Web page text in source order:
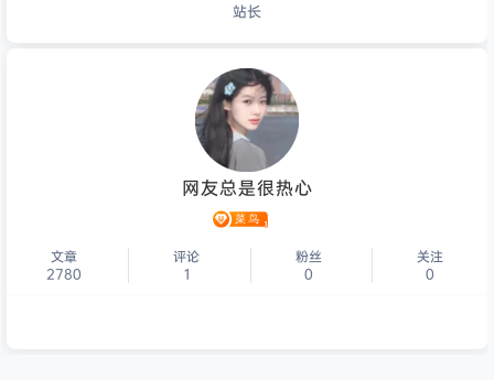
站长
个人主页
网友总是很热心
文章
2780
评论
1
粉丝
0
关注
0